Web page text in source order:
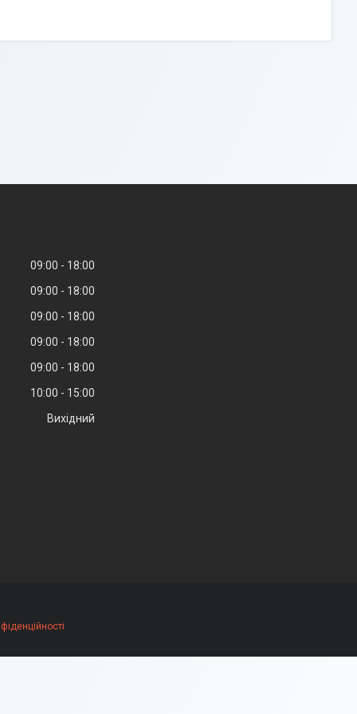
09:00
18:00
09:00
18:00
09:00
18:00
09:00
18:00
09:00
18:00
10:00
15:00
Вихідний